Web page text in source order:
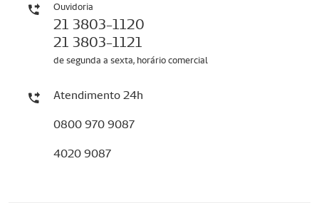
Ouvidoria
21 3803-1120
21 3803-1121
de segunda a sexta, horário comercial
Atendimento 24h
0800 970 9087
4020 9087